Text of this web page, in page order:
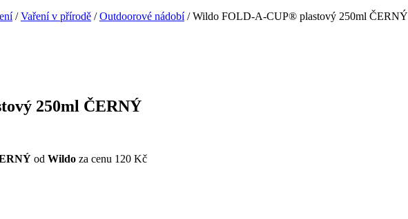
/Vaření v přírodě /Outdoorové nádobí/ Wildo FOLD-A-CUP® plastový 250ml ČERNÝ
250ml ČERNÝ
od Wildo za cenu 120 Kč